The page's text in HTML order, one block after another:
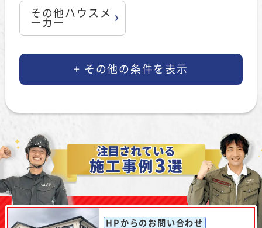
その他ハウスメ
ーカー
HPからのお問い合わせ